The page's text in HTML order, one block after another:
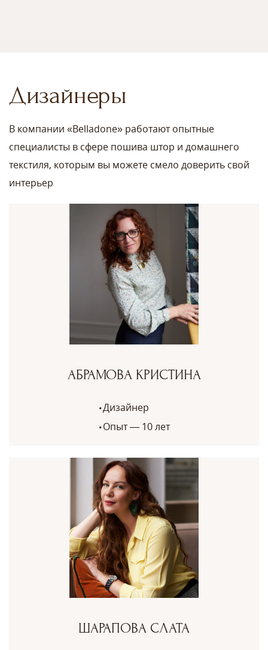
Дизайнеры
В компании «Belladone» работают опытные
специалисты в сфере пошива штор и домашнего
текстиля, которым вы можете смело доверить свой
интерьер
АБРАМОВА КРИСТИНА
Дизайнер
Опыт — 10 лет
ШАРАПОВА СЛАТА